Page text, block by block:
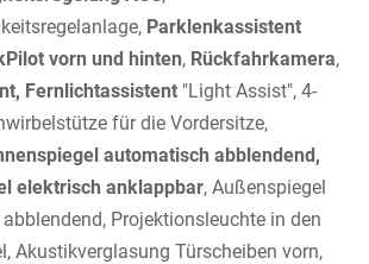
Parklenkassistent
vorn und hinten, Rückfahrkamera,
Fernlichtassistent "Light Assist", 4-
für die Vordersitze,
automatisch abblendend,
elektrisch anklappbar, Außenspiegel
Projektionsleuchte in den
Akustikverglasung Türscheiben vorn,